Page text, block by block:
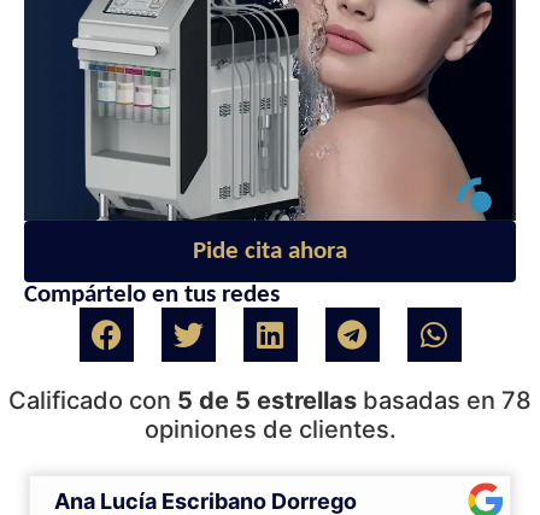
Pide cita ahora
Compártelo en tus redes
Calificado con 5 de 5 estrellas basadas en 78
opiniones de clientes.
Ana Lucía Escribano Dorrego